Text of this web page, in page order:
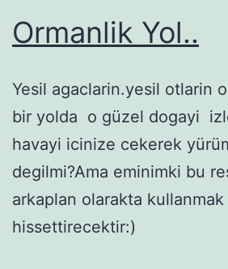
Ormanlik Yol..
Yesil agaclarin.yesil otlarin
bir yolda o güzel dogayi
havayi icinize cekerek
degilmi?Ama eminimki bu
arkaplan olarakta
hissettirecektir:)